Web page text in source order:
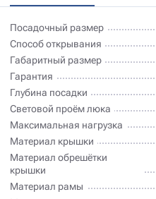
Посадочный размер
Способ открывания
Габаритный размер
Гарантия
Глубина посадки
Световой проём люка
Максимальная нагрузка
Материал крышки
Материал обрешётки
крышки
Материал рамы